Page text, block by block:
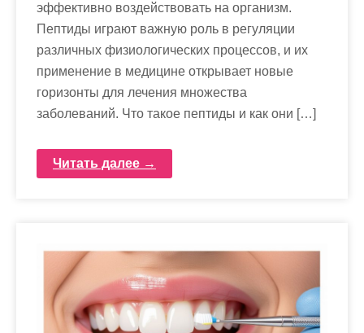
эффективно воздействовать на организм.
Пептиды играют важную роль в регуляции
различных физиологических процессов, и их
применение в медицине открывает новые
горизонты для лечения множества
заболеваний. Что такое пептиды и как они […]
Читать далее →